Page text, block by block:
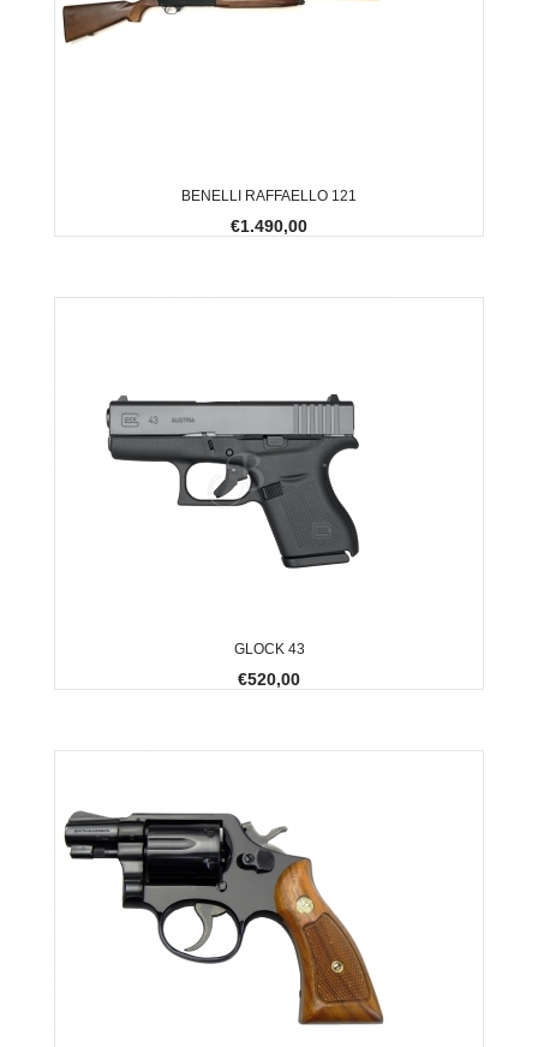
BENELLI RAFFAELLO 121
€1.490,00
GLOCK 43
€520,00